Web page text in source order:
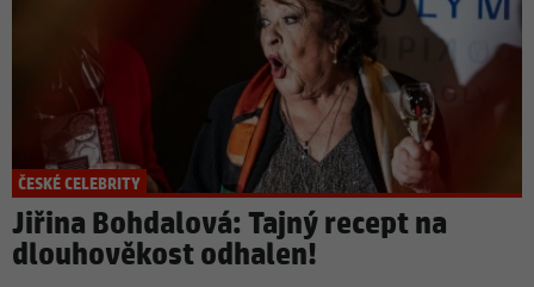
ČESKÉ CELEBRITY
Jiřina Bohdalová: Tajný recept na
dlouhověkost odhalen!